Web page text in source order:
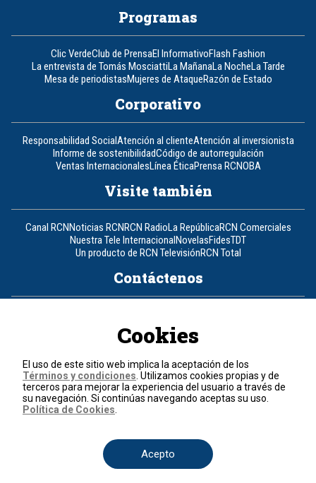
Programas
Clic VerdeClub de PrensaEl InformativoFlash Fashion
La entrevista de Tomás MosciattiLa MañanaLa NocheLa Tarde
Mesa de periodistasMujeres de AtaqueRazón de Estado
Corporativo
Responsabilidad SocialAtención al clienteAtención al inversionista
Informe de sostenibilidadCódigo de autorregulación
Ventas InternacionalesLínea ÉticaPrensa RCNOBA
Visite también
Canal RCNNoticias RCNRCN RadioLa RepúblicaRCN Comerciales
Nuestra Tele InternacionalNovelasFidesTDT
Un producto de RCN TelevisiónRCN Total
Contáctenos
Política de cookies
Términos y condiciones
© 2026, RCN Medios.
Todos los derechos reservados.
Cookies
El uso de este sitio web implica la aceptación de los
Términos y condiciones . Utilizamos cookies propias y de
terceros para mejorar la experiencia del usuario a través de
su navegación. Si continúas navegando aceptas su uso.
Política de Cookies
Acepto